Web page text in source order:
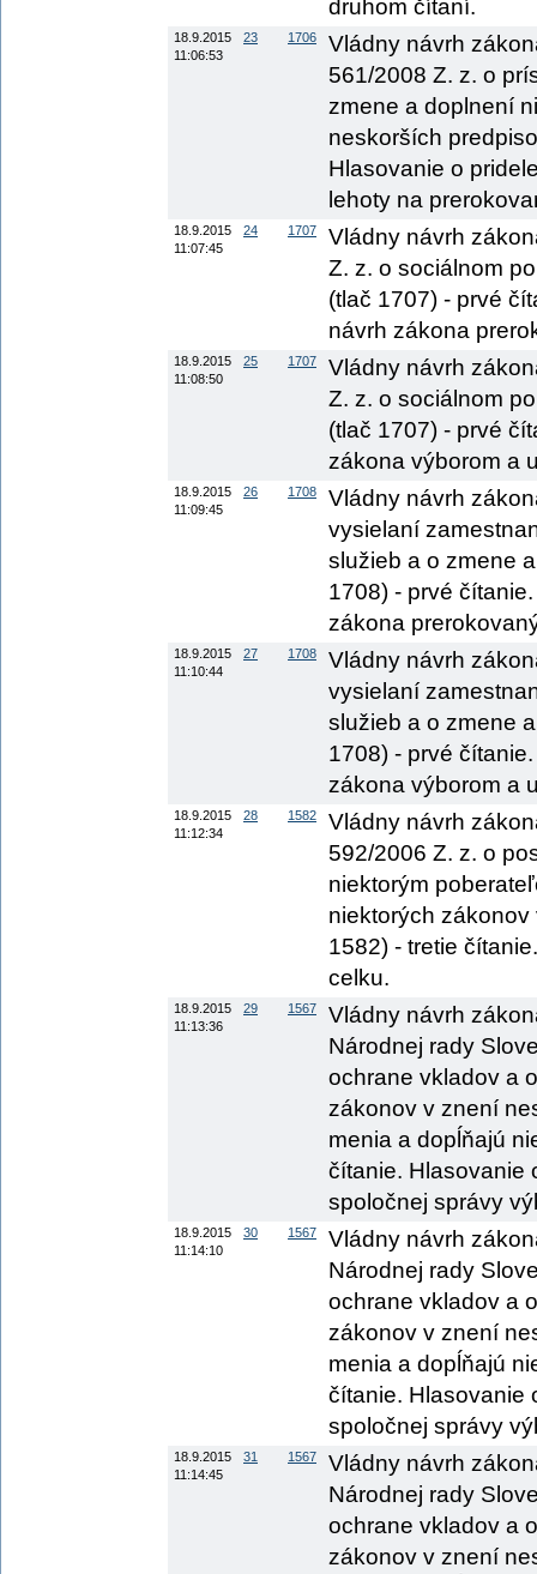
druhom čítaní.
18.9.2015
11:06:53
23 1706
Vládny návrh
561/2008 Z. z. o
zmene a doplnení
neskorších
Hlasovanie o
lehoty na
18.9.2015
11:07:45
24 1707
Vládny návrh
Z. z. o sociálnom
(tlač 1707) - prvé
návrh zákona
18.9.2015
11:08:50
25 1707
Vládny návrh
Z. z. o sociálnom
(tlač 1707) - prvé
zákona výborom a
18.9.2015
11:09:45
26 1708
Vládny návrh
vysielaní
služieb a o zmene
1708) - prvé
zákona
18.9.2015
11:10:44
27 1708
Vládny návrh
vysielaní
služieb a o zmene
1708) - prvé
zákona výborom a
18.9.2015
11:12:34
28 1582
Vládny návrh
592/2006 Z. z. o
niektorým
niektorých
1582) - tretie
celku.
18.9.2015
11:13:36
29 1567
Vládny návrh
Národnej rady
ochrane vkladov a
zákonov v znení
menia a dopĺňajú
čítanie. Hlasovanie
spoločnej správy
18.9.2015
11:14:10
30 1567
Vládny návrh
Národnej rady
ochrane vkladov a
zákonov v znení
menia a dopĺňajú
čítanie. Hlasovanie
spoločnej správy
18.9.2015
11:14:45
31 1567
Vládny návrh
Národnej rady
ochrane vkladov a
zákonov v znení